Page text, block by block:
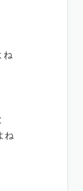
ね
ね